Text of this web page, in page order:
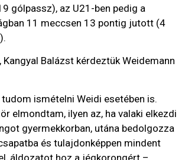
gólpassz), az U21-ben pedig a
11 meccsen 13 pontig jutott (4
Balázst kérdeztük Weidemann
ismételni Weidi esetében is.
elmondtam, ilyen az, ha valaki elkezdi
gyermekkorban, utána bedolgozza
és tulajdonképpen mindent
áldozatot hoz a jégkorongért –